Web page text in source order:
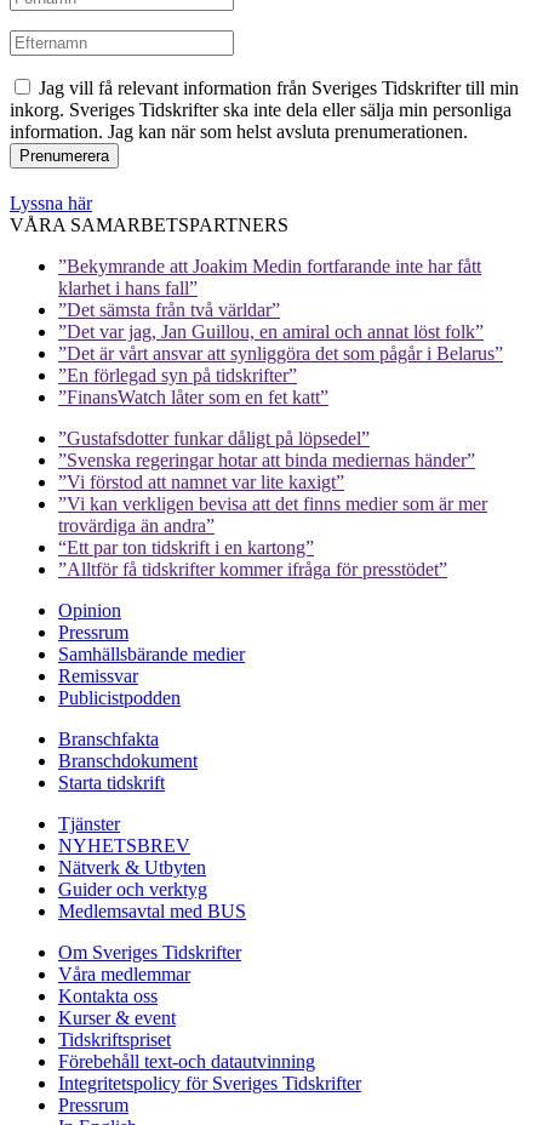
Jag vill få relevant information från Sveriges Tidskrifter till min
inkorg. Sveriges Tidskrifter ska inte dela eller sälja min personliga
information. Jag kan när som helst avsluta prenumerationen.
Lyssna här
VÅRA SAMARBETSPARTNERS
”Bekymrande att Joakim Medin fortfarande inte har fått
klarhet i hans fall”
”Det sämsta från två världar”
”Det var jag, Jan Guillou, en amiral och annat löst folk”
”Det är vårt ansvar att synliggöra det som pågår i Belarus”
”En förlegad syn på tidskrifter”
”FinansWatch låter som en fet katt”
”Gustafsdotter funkar dåligt på löpsedel”
”Svenska regeringar hotar att binda mediernas händer”
”Vi förstod att namnet var lite kaxigt”
”Vi kan verkligen bevisa att det finns medier som är mer
trovärdiga än andra”
“Ett par ton tidskrift i en kartong”
”Alltför få tidskrifter kommer ifråga för presstödet”
Opinion
Pressrum
Samhällsbärande medier
Remissvar
Publicistpodden
Branschfakta
Branschdokument
Starta tidskrift
Tjänster
NYHETSBREV
Nätverk & Utbyten
Guider och verktyg
Medlemsavtal med BUS
Om Sveriges Tidskrifter
Våra medlemmar
Kontakta oss
Kurser & event
Tidskriftspriset
Förebehåll text-och datautvinning
Integritetspolicy för Sveriges Tidskrifter
Pressrum